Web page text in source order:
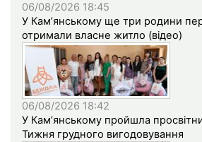
06/08/2026 18:45
У Кам’янському ще три родини
отримали власне житло (відео)
06/08/2026 18:42
У Кам’янському пройшла
Тижня грудного вигодовування